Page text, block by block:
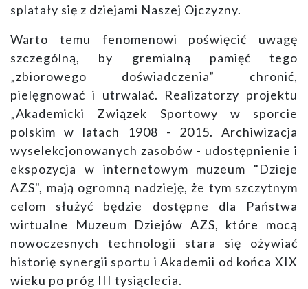
splatały się z dziejami Naszej Ojczyzny.
Warto temu fenomenowi poświęcić uwagę
szczególną, by gremialną pamięć tego
„zbiorowego doświadczenia” chronić,
pielęgnować i utrwalać. Realizatorzy projektu
„Akademicki Związek Sportowy w sporcie
polskim w latach 1908 - 2015. Archiwizacja
wyselekcjonowanych zasobów - udostępnienie i
ekspozycja w internetowym muzeum "Dzieje
AZS", mają ogromną nadzieję, że tym szczytnym
celom służyć będzie dostępne dla Państwa
wirtualne Muzeum Dziejów AZS, które mocą
nowoczesnych technologii stara się ożywiać
historię synergii sportu i Akademii od końca XIX
wieku po próg III tysiąclecia.